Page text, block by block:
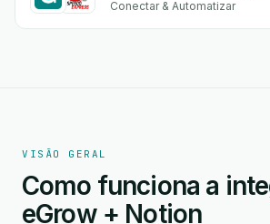
Conectar & Automatizar
VISÃO GERAL
Como funciona a
eGrow + Notion